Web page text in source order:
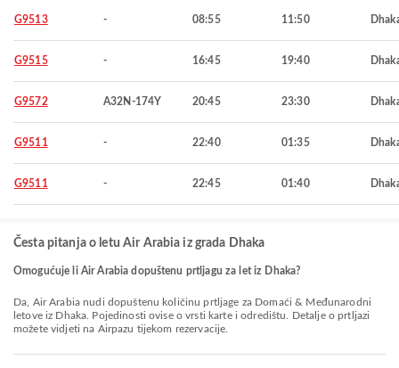
G9513 - 08:55 11:50
G9515 - 16:45 19:40
G9572 A32N-174Y 20:45 23:30
G9511 - 22:40 01:35
G9511 - 22:45 01:40
Česta pitanja o letu Air Arabia iz grada Dhaka
Omogućuje li Air Arabia dopuštenu prtljagu za let iz Dhaka?
Da, Air Arabia nudi dopuštenu količinu prtljage za Domaći & Međunarodni
letove iz Dhaka. Pojedinosti ovise o vrsti karte i odredištu. Detalje o prtljazi
možete vidjeti na Airpazu tijekom rezervacije.